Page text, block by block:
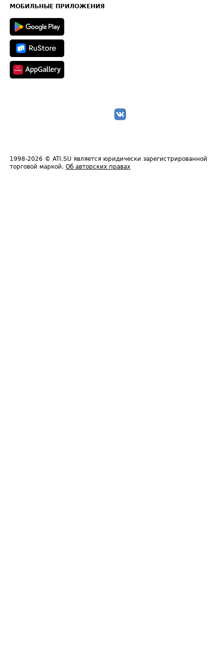
Техническая информация
МОБИЛЬНЫЕ ПРИЛОЖЕНИЯ
1998-2026 © ATI.SU является юридически зарегистрированной
торговой маркой. Об авторских правах